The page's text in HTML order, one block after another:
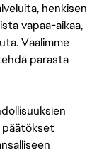
henkisen
vapaa-aikaa,
Vaalimme
parasta
päätökset